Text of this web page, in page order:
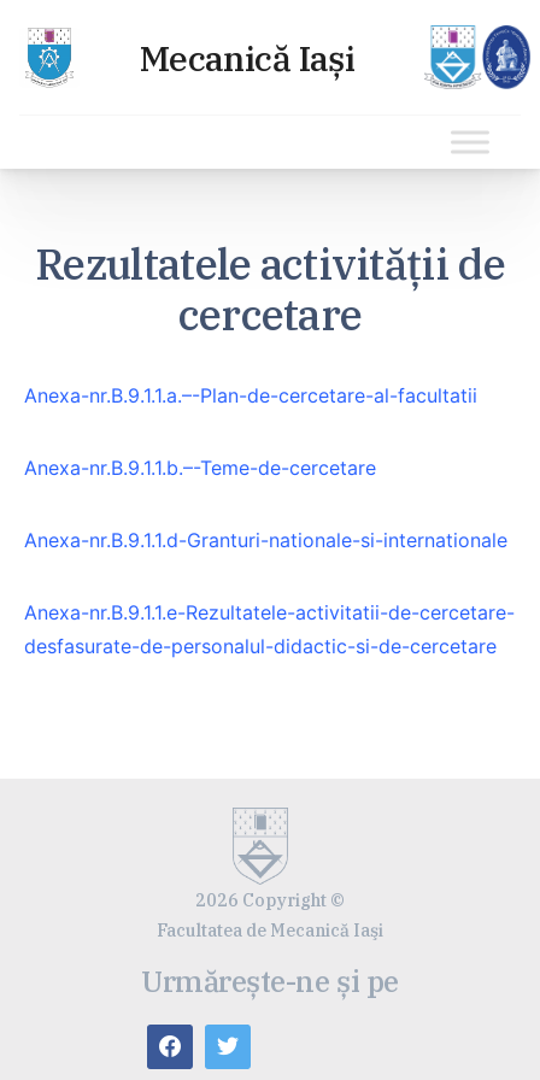
conținutRezultatele activității de
cercetare
Anexa-nr.B.9.1.1.a.–-Plan-de-cercetare-al-facultatii
Anexa-nr.B.9.1.1.b.–-Teme-de-cercetare
Anexa-nr.B.9.1.1.d-Granturi-nationale-si-internationale
Anexa-nr.B.9.1.1.e-Rezultatele-activitatii-de-cercetare-
desfasurate-de-personalul-didactic-si-de-cercetare
2026 Copyright ©
Facultatea de Mecanică Iaşi
Urmărește-ne și pe